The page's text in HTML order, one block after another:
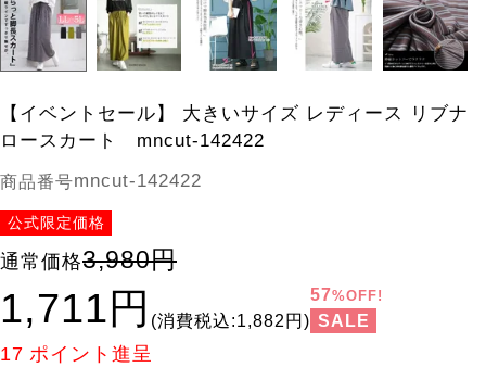
【イベントセール】 大きいサイズ レディース リブナ
ロースカート mncut-142422
商品番号mncut-142422
公式限定価格
通常価格3,980円
1,711円 (消費税込:1,882円)
57%OFF!
SALE
17 ポイント進呈